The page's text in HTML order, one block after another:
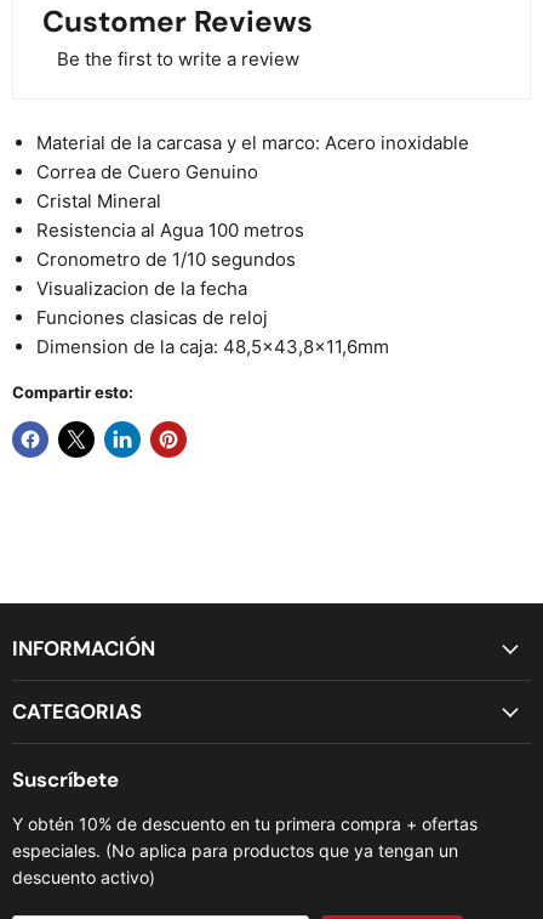
Customer Reviews
Be the first to write a review
Material de la carcasa y el marco: Acero inoxidable
Correa de Cuero Genuino
Cristal Mineral
Resistencia al Agua 100 metros
Cronometro de 1/10 segundos
Visualizacion de la fecha
Funciones clasicas de reloj
Dimension de la caja: 48,5x43,8x11,6mm
Compartir esto:
INFORMACIÓN
CATEGORIAS
Suscríbete
Y obtén 10% de descuento en tu primera compra + ofertas
especiales. (No aplica para productos que ya tengan un
descuento activo)